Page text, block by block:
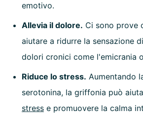
emotivo.
Allevia il dolore. Ci sono prove
aiutare a ridurre la sensazione
dolori cronici come l'emicrania
Riduce lo stress. Aumentando
serotonina, la griffonia può
stress e promuovere la calma